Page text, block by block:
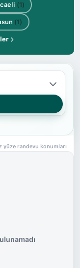
(1)
(1)
yüze randevu konumları